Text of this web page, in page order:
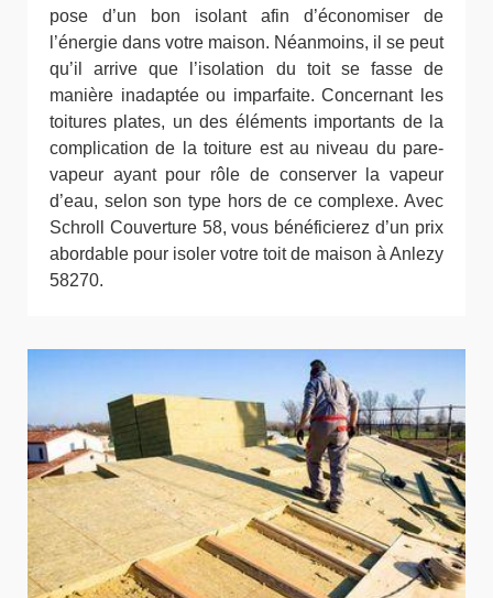
pose d’un bon isolant afin d’économiser de
l’énergie dans votre maison. Néanmoins, il se peut
qu’il arrive que l’isolation du toit se fasse de
manière inadaptée ou imparfaite. Concernant les
toitures plates, un des éléments importants de la
complication de la toiture est au niveau du pare-
vapeur ayant pour rôle de conserver la vapeur
d’eau, selon son type hors de ce complexe. Avec
Schroll Couverture 58, vous bénéficierez d’un prix
abordable pour isoler votre toit de maison à Anlezy
58270.